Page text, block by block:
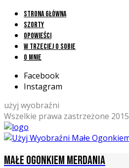
Strona główna
Szorty
Opowieści
W trzeciej o sobie
O mnie
Facebook
Instagram
użyj wyobraźni
Wszelkie prawa zastrzeżone 2015
Małe ogonkiem merdania